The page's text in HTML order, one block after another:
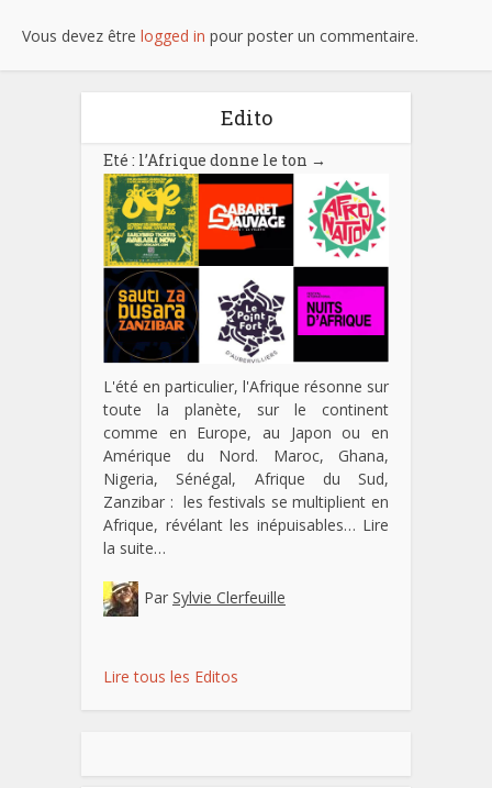
Vous devez être logged in pour poster un commentaire.
Edito
Eté : l’Afrique donne le ton →
L'été en particulier, l'Afrique résonne sur
toute la planète, sur le continent
comme en Europe, au Japon ou en
Amérique du Nord. Maroc, Ghana,
Nigeria, Sénégal, Afrique du Sud,
Zanzibar : les festivals se multiplient en
Afrique, révélant les inépuisables… Lire
la suite…
Par Sylvie Clerfeuille
Lire tous les Editos